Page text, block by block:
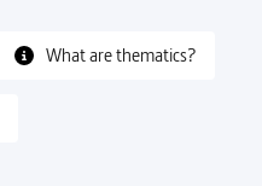
What are thematics?